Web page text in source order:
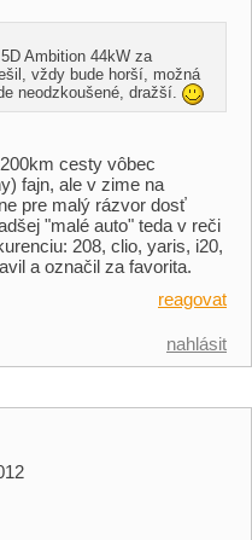
Ambition 44kW za
vždy bude horší, možná
neodzkoušené, dražší.
cesty vôbec
fajn, ale v zime na
pre malý rázvor dosť
"malé auto" teda v reči
208, clio, yaris, i20,
a označil za favorita.
reagovat
nahlásit